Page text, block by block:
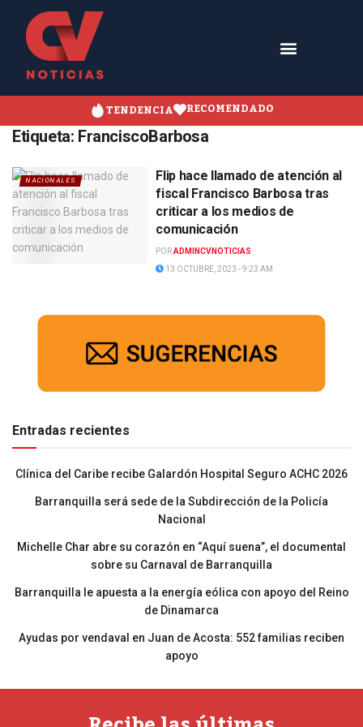
TENDENCIA RECOMENDADO
Etiqueta: FranciscoBarbosa
NACIONALES
Flip hace llamado de atención al
fiscal Francisco Barbosa tras
criticar a los medios de
comunicación
PORADMINCVNOTICIAS
13 OCTUBRE, 2023 - 9:23 AM
Entradas recientes
Clínica del Caribe recibe Galardón Hospital Seguro ACHC 2026
Barranquilla será sede de la Subdirección de la Policía
Nacional
Michelle Char abre su corazón en “Aquí suena”, el documental
sobre su Carnaval de Barranquilla
Barranquilla le apuesta a la energía eólica con apoyo del Reino
de Dinamarca
Ayudas por vendaval en Juan de Acosta: 552 familias reciben
apoyo